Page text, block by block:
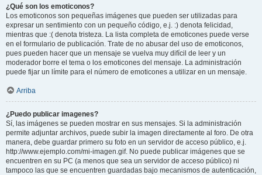
¿Qué son los emoticonos?
Los emoticonos son pequeñas imágenes que pueden ser utilizadas para
expresar un sentimiento con un pequeño código, e.j. :) denota felicidad,
mientras que :( denota tristeza. La lista completa de emoticones puede verse
en el formulario de publicación. Trate de no abusar del uso de emoticonos,
pues pueden hacer que un mensaje se vuelva muy difícil de leer y un
moderador borre el tema o los emoticones del mensaje. La administración
puede fijar un límite para el número de emoticones a utilizar en un mensaje.
Arriba
¿Puedo publicar imagenes?
Sí, las imágenes se pueden mostrar en sus mensajes. Si la administración
permite adjuntar archivos, puede subir la imagen directamente al foro. De otra
manera, debe guardar primero su foto en un servidor de acceso público, e.j.
http://www.ejemplo.com/mi-imagen.gif. No puede publicar imágenes que se
encuentren en su PC (a menos que sea un servidor de acceso público) ni
tampoco las que se encuentren guardadas bajo mecanismos de autenticación,